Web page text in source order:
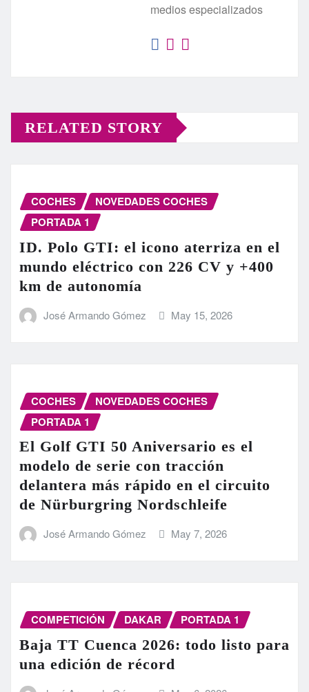
medios especializados
RELATED STORY
COCHES
NOVEDADES COCHES
PORTADA 1
ID. Polo GTI: el icono aterriza en el
mundo eléctrico con 226 CV y +400
km de autonomía
José Armando Gómez May 15, 2026
COCHES
NOVEDADES COCHES
PORTADA 1
El Golf GTI 50 Aniversario es el
modelo de serie con tracción
delantera más rápido en el circuito
de Nürburgring Nordschleife
José Armando Gómez May 7, 2026
COMPETICIÓN DAKAR PORTADA 1
Baja TT Cuenca 2026: todo listo para
una edición de récord